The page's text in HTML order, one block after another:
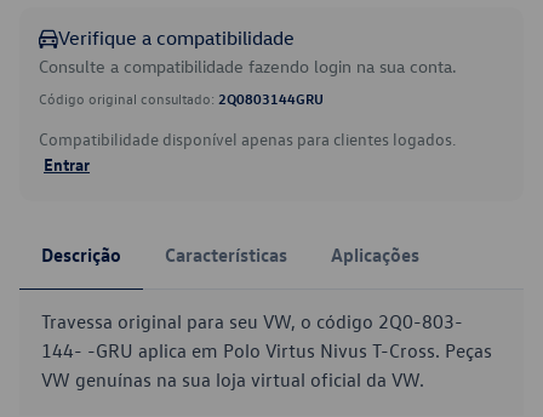
Verifique a compatibilidade
Consulte a compatibilidade fazendo login na sua conta.
Código original consultado: 2Q0803144GRU
Compatibilidade disponível apenas para clientes logados.
Entrar
Descrição Características Aplicações
Travessa original para seu VW, o código 2Q0-803-
144- -GRU aplica em Polo Virtus Nivus T-Cross. Peças
VW genuínas na sua loja virtual oficial da VW.